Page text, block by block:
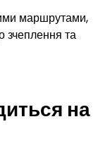
маршрутами,
зчеплення та
на